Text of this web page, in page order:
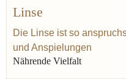
Antike
Bohnenkraut
Linse
Die Linse ist so
und Anspielungen
Nährende Vielfalt